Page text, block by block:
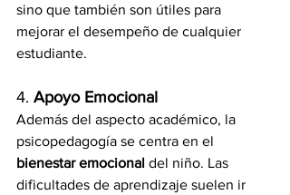
sino que también son útiles para
mejorar el desempeño de cualquier
estudiante.
4. Apoyo Emocional
Además del aspecto académico, la
psicopedagogía se centra en el
bienestar emocional del niño. Las
dificultades de aprendizaje suelen ir